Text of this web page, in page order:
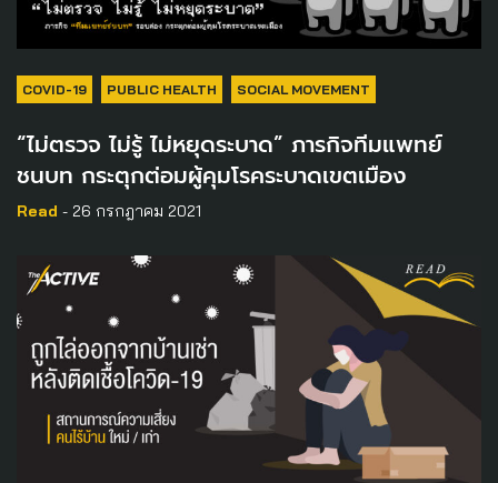
COVID-19 PUBLIC HEALTH SOCIAL MOVEMENT
“ไม่ตรวจ ไม่รู้ ไม่หยุดระบาด” ภารกิจทีมแพทย์
ชนบท กระตุกต่อมผู้คุมโรคระบาดเขตเมือง
Read - 26 กรกฎาคม 2021